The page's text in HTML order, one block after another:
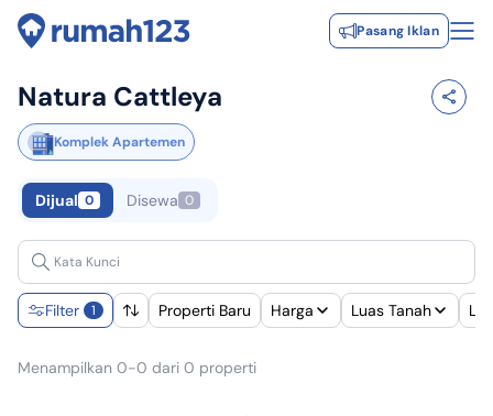
Pasang Iklan
Natura Cattleya
Komplek Apartemen
Dijual 0 Disewa 0
Filter 1 Properti Baru Harga Luas Tanah
Menampilkan 0-0 dari 0 properti